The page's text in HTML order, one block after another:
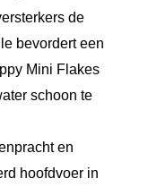
de
bevordert een
Mini Flakes
schoon te
en
hoofdvoer in